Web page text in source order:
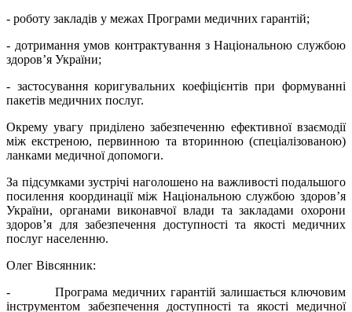
- роботу закладів у межах Програми медичних гарантій;
- дотримання умов контрактування з Національною службою
здоров’я України;
- застосування коригувальних коефіцієнтів при формуванні
пакетів медичних послуг.
Окрему увагу приділено забезпеченню ефективної взаємодії
між екстреною, первинною та вторинною (спеціалізованою)
ланками медичної допомоги.
За підсумками зустрічі наголошено на важливості подальшого
посилення координації між Національною службою здоров’я
України, органами виконавчої влади та закладами охорони
здоров’я для забезпечення доступності та якості медичних
послуг населенню.
Олег Вівсянник:
- Програма медичних гарантій залишається ключовим
інструментом забезпечення доступності та якості медичної